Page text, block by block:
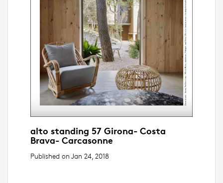
alto standing 57 Girona- Costa
Brava- Carcasonne
Published on Jan 24, 2018